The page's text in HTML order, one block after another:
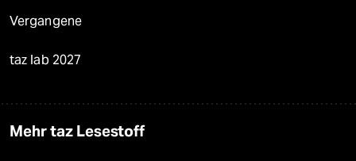
Vergangene
taz lab 2027
Mehr taz Lesestoff